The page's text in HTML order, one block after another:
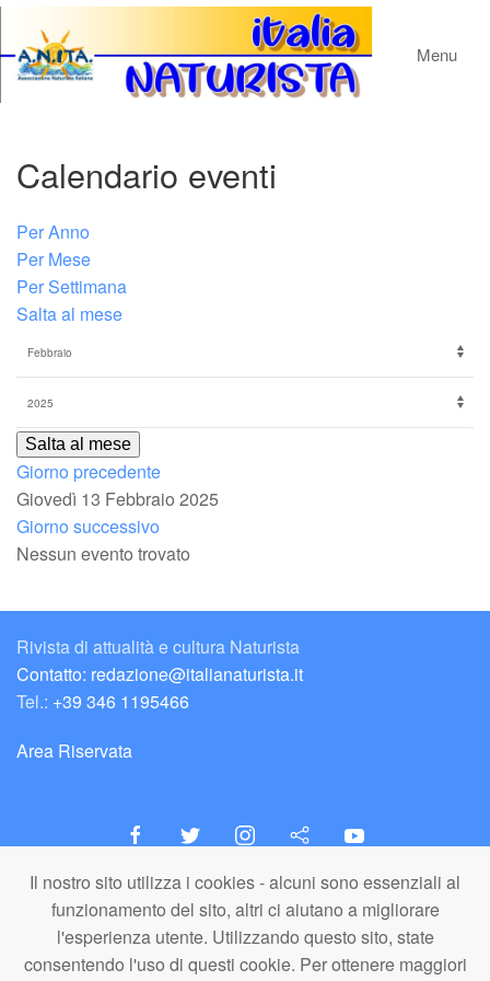
Il nostro sito utilizza i cookies - alcuni sono essenziali al
funzionamento del sito, altri ci aiutano a migliorare
l'esperienza utente. Utilizzando questo sito, state
consentendo l'uso di questi cookie. Per ottenere maggiori
Menu
Calendario eventi
Per Anno
Per Mese
Per Settimana
Salta al mese
Salta al mese
Giorno precedente
Giovedì 13 Febbraio 2025
Giorno successivo
Nessun evento trovato
Rivista di attualità e cultura Naturista
Contatto: redazione@italianaturista.it
Tel.: +39 346 1195466
Area Riservata
italiaNATURISTA
Editore e Redazione
A.N.ITA. Associazione Naturista Italiana (APS)
C.F. 80203710159